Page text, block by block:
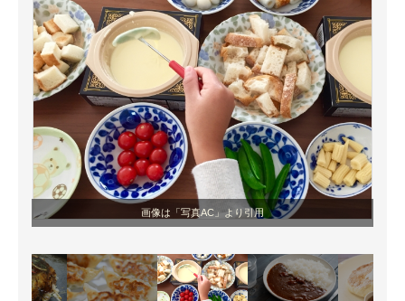
画像は「写真AC」より引用